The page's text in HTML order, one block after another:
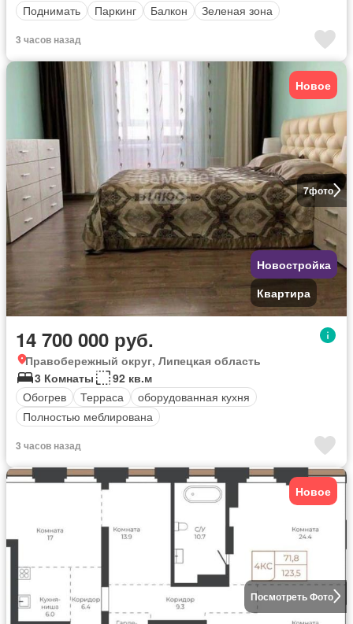
Поднимать
Паркинг Балкон Зеленая зона
3 часов назад
7фото
Новое
Новостройка
Квартира
14 700 000 руб.
Правобережный округ, Липецкая область
3 Комнаты
92 кв.м
Обогрев
Терраса
оборудованная кухня
Полностью меблирована
3 часов назад
Посмотреть Фото
Новое